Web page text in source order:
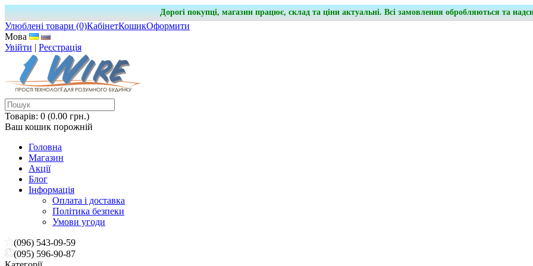
Дорогі покупці, магазин працює, склад та ціни актуальні. Всі замовлення обробляються та
Улюблені товари (0)КабінетКошикОформити
Мова
Увійти | Реєстрація
Товарів: 0 (0.00 грн.)
Ваш кошик порожній
Головна
Магазин
Акції
Блог
Інформація
Оплата і доставка
Політика безпеки
Умови угоди
(096) 543-09-59
(095) 596-90-87